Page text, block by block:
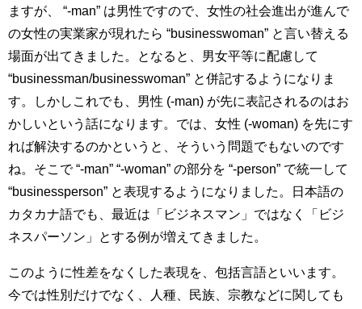
ますが、 “-man” は男性ですので、女性の社会進出が進んで
の女性の実業家が現れたら “businesswoman” と言い替える
場面が出てきました。となると、男女平等に配慮して
“businessman/businesswoman” と併記するようになりま
す。しかしこれでも、男性 (-man) が先に表記されるのはお
かしいという話になります。では、女性 (-woman) を先にす
れば解決するのかというと、そういう問題でもないのです
ね。そこで “-man” “-woman” の部分を “-person” で統一して
“businessperson” と表現するようになりました。日本語の
カタカナ語でも、最近は「ビジネスマン」ではなく「ビジ
ネスパーソン」とする例が増えてきました。
このように性差をなくした表現を、包括言語といいます。
今では性別だけでなく、人種、民族、宗教などに関しても